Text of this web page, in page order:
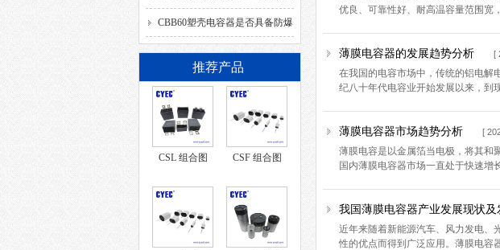
SH、DB、C、40/85/21、
CBB60塑壳电容器是否具备防爆
功能？
推荐产品
CSL 组合图 CSF 组合图
优良、可靠性好、耐高温容量范围宽
薄膜电容器的发展趋势分析 [
在我国的电容市场中，传统的铝电
纪八十年代电容业开始发展以来，到
薄膜电容器市场趋势分析 [
薄膜电容是以金属箔当电极，将其和
国内薄膜电容器市场一直处于快速增
我国薄膜电容器产业发展现状及
近年来随着新能源汽车、风力发电、
性的优点而得到广泛应用。薄膜电容